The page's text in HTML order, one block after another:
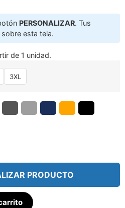
PERSONALIZAR. Tus
esta tela.
de 1 unidad.
3XL
PRODUCTO